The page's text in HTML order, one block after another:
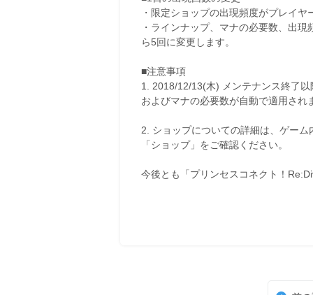
・限定ショップの出現頻度がプレイ
・ラインナップ、マナの必要数、出
ら5回に変更します。
■注意事項
1. 2018/12/13(木) メンテナンス終了
およびマナの必要数が自動で適用され
2. ショップについての詳細は、ゲー
「ショップ」をご確認ください。
今後とも「プリンセスコネクト！